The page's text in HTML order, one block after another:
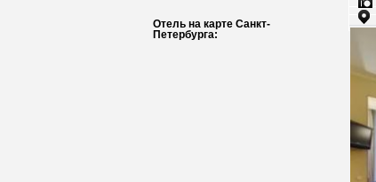
Отель на карте Санкт-
Петербурга: